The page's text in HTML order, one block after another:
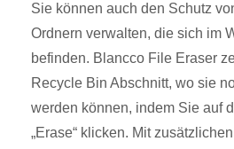
Sie können auch den Schutz
Ordnern verwalten, die sich im
befinden. Blancco File Eraser
Recycle Bin Abschnitt, wo sie
werden können, indem Sie auf
„Erase“ klicken. Mit